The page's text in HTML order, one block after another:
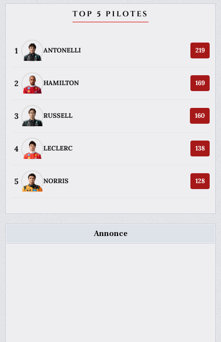
TOP 5 PILOTES
1 ANTONELLI 219
2 HAMILTON 169
3 RUSSELL 160
4 LECLERC 138
5 NORRIS 128
Annonce